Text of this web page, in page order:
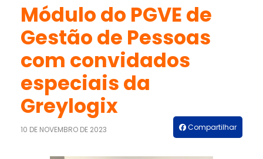
Módulo do PGVE de
Gestão de Pessoas
com convidados
especiais da
Greylogix
10 DE NOVEMBRO DE 2023 Compartilhar